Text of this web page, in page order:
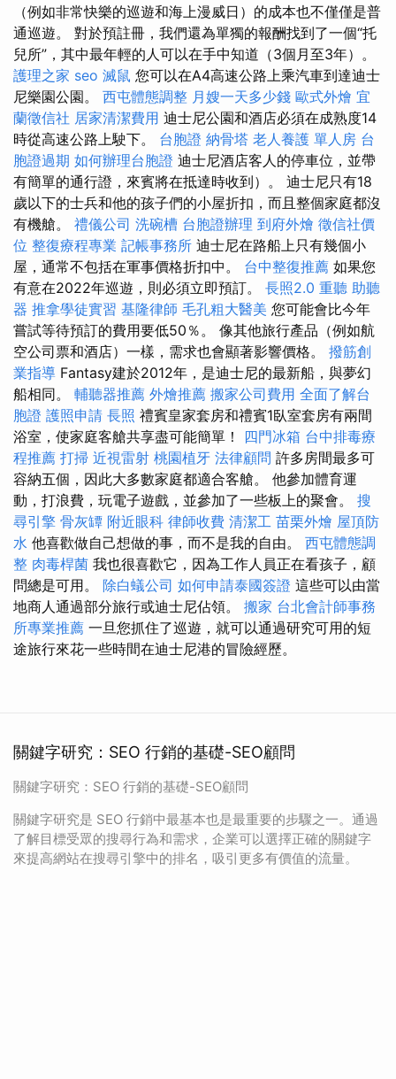
（例如非常快樂的巡遊和海上漫威日）的成本也不僅僅是普
通巡遊。 對於預註冊，我們還為單獨的報酬找到了一個“托
兒所”，其中最年輕的人可以在手中知道（3個月至3年）。
護理之家 seo 滅鼠 您可以在A4高速公路上乘汽車到達迪士
尼樂園公園。 西屯體態調整 月嫂一天多少錢 歐式外燴 宜
蘭徵信社 居家清潔費用 迪士尼公園和酒店必須在成熟度14
時從高速公路上駛下。 台胞證 納骨塔 老人養護 單人房 台
胞證過期 如何辦理台胞證 迪士尼酒店客人的停車位，並帶
有簡單的通行證，來賓將在抵達時收到）。 迪士尼只有18
歲以下的士兵和他的孩子們的小屋折扣，而且整個家庭都沒
有機艙。 禮儀公司 洗碗槽 台胞證辦理 到府外燴 徵信社價
位 整復療程專業 記帳事務所 迪士尼在路船上只有幾個小
屋，通常不包括在軍事價格折扣中。 台中整復推薦 如果您
有意在2022年巡遊，則必須立即預訂。 長照2.0 重聽 助聽
器 推拿學徒實習 基隆律師 毛孔粗大醫美 您可能會比今年
嘗試等待預訂的費用要低50％。 像其他旅行產品（例如航
空公司票和酒店）一樣，需求也會顯著影響價格。 撥筋創
業指導 Fantasy建於2012年，是迪士尼的最新船，與夢幻
船相同。 輔聽器推薦 外燴推薦 搬家公司費用 全面了解台
胞證 護照申請 長照 禮賓皇家套房和禮賓1臥室套房有兩間
浴室，使家庭客艙共享盡可能簡單！ 四門冰箱 台中排毒療
程推薦 打掃 近視雷射 桃園植牙 法律顧問 許多房間最多可
容納五個，因此大多數家庭都適合客艙。 他參加體育運
動，打浪費，玩電子遊戲，並參加了一些板上的聚會。 搜
尋引擎 骨灰罈 附近眼科 律師收費 清潔工 苗栗外燴 屋頂防
水 他喜歡做自己想做的事，而不是我的自由。 西屯體態調
整 肉毒桿菌 我也很喜歡它，因為工作人員正在看孩子，顧
問總是可用。 除白蟻公司 如何申請泰國簽證 這些可以由當
地商人通過部分旅行或迪士尼佔領。 搬家 台北會計師事務
所專業推薦 一旦您抓住了巡遊，就可以通過研究可用的短
途旅行來花一些時間在迪士尼港的冒險經歷。
關鍵字研究：SEO 行銷的基礎-SEO顧問
關鍵字研究：SEO 行銷的基礎-SEO顧問
關鍵字研究是 SEO 行銷中最基本也是最重要的步驟之一。通過
了解目標受眾的搜尋行為和需求，企業可以選擇正確的關鍵字
來提高網站在搜尋引擎中的排名，吸引更多有價值的流量。